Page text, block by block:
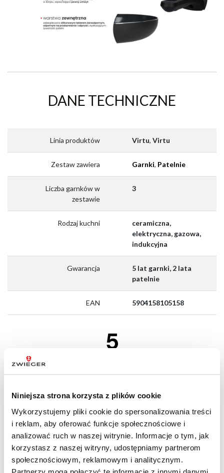
Niniejsza strona korzysta z plików cookie
Wykorzystujemy pliki cookie do spersonalizowania treści
i reklam, aby oferować funkcje społecznościowe i
analizować ruch w naszej witrynie. Informacje o tym, jak
korzystasz z naszej witryny, udostępniamy partnerom
społecznościowym, reklamowym i analitycznym.
DANE TECHNICZNE
Linia produktów Virtu, Virtu
Zestaw zawiera Garnki, Patelnie
Liczba garnków w
zestawie
3
Rodzaj kuchni
ceramiczna,
elektryczna, gazowa,
indukcyjna
Gwarancja
5 lat garnki, 2 lata
patelnie
EAN 5904158105158
5
Pozytywne
100%
Neutralne
0%
Ocenił(a) produkt na
Opinia zamieszczona 22.05.2026
Bardzo dobry produkt